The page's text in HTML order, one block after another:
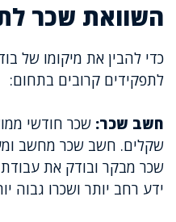
השוואת שכר
כדי להבין את מיקומו של
לתפקידים קרובים בתחום:
חשב שכר:
שקלים. חשב שכר מחשב
שכר מבקר ובודק את
ידע רחב יותר ושכרו גבוה